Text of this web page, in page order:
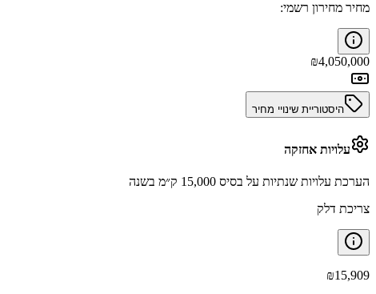
מחיר מחירון רשמי:
₪4,050,000
היסטוריית שינויי מחיר
עלויות אחזקה
הערכת עלויות שנתיות על בסיס 15,000 ק״מ בשנה
צריכת דלק
₪15,909